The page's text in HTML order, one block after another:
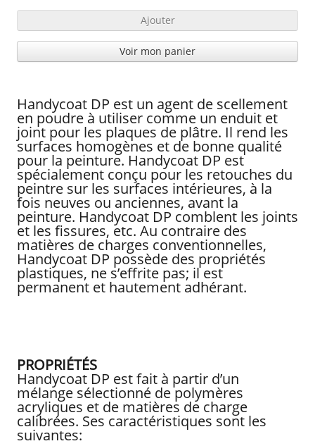
Ajouter
Voir mon panier
Handycoat DP est un agent de scellement
en poudre à utiliser comme un enduit et
joint pour les plaques de plâtre. Il rend les
surfaces homogènes et de bonne qualité
pour la peinture. Handycoat DP est
spécialement conçu pour les retouches du
peintre sur les surfaces intérieures, à la
fois neuves ou anciennes, avant la
peinture. Handycoat DP comblent les joints
et les fissures, etc. Au contraire des
matières de charges conventionnelles,
Handycoat DP possède des propriétés
plastiques, ne s’effrite pas; il est
permanent et hautement adhérant.
PROPRIÉTÉS
Handycoat DP est fait à partir d’un
mélange sélectionné de polymères
acryliques et de matières de charge
calibrées. Ses caractéristiques sont les
suivantes: